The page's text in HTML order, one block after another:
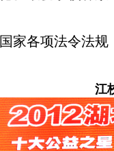
家各项法令法
江